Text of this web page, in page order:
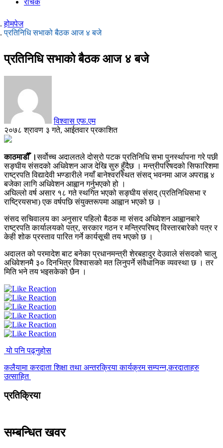
रोचक
होमपेज
प्रतिनिधि सभाको बैठक आज ४ बजे
प्रतिनिधि सभाको बैठक आज ४ बजे
विश्वास एफ.एम
२०७८ श्रावण ३ गते, आईतवार प्रकाशित
काठमाडौँ ।सर्वोच्च अदालतले दोस्रो पटक प्रतिनिधि सभा पुनर्स्थापना गरे पछी
सङ्घीय संसदको अधिवेशन आज देखि सुरु हुँदैछ । मन्त्रीपरिषदको सिफारिशमा
राष्ट्रपति विद्यादेवी भण्डारीले नयाँ बानेश्वरस्थित संसद् भवनमा आज अपराह्न ४
बजेका लागि अधिवेशन आह्वान गर्नुभएको हो ।
अघिल्लो वर्ष असार १८ गते स्थगित भएको सङ्घीय संसद् (प्रतिनिधिसभा र
राष्ट्रियसभा) एक वर्षपछि संयुक्तरूपमा आह्वान भएको छ ।
संसद सचिवालय का अनुसार पहिलो बैठक मा संसद अधिवेशन आह्वानबारे
राष्ट्रपति कार्यालयको पत्र, सरकार गठन र मन्त्रिपरिषद् विस्तारबारेको पत्र र
केही शोक प्रस्ताव पारित गर्ने कार्यसूची तय भएको छ ।
अदालत को परमादेश बाट बनेका प्रधानमन्त्री शेरबहादुर देउवाले संसदको चालु
अधिवेशनमै ३० दिनभित्र विश्वासको मत लिनुपर्ने संवैधानिक व्यवस्था छ । तर
मिति भने तय भइसकेको छैन ।
यो पनि पढ्नुहोस
कलैयामा करदाता शिक्षा तथा अन्तरक्रिया कार्यक्रम सम्पन्न,करदाताहरु
उत्साहित
प्रतिक्रिया
सम्बन्धित खवर